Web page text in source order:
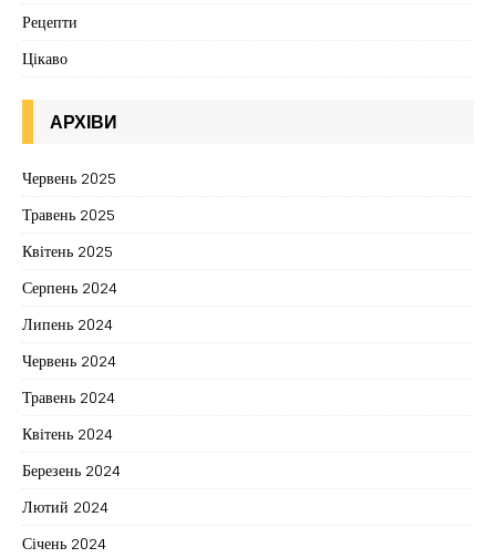
Рецепти
Цікаво
АРХІВИ
Червень 2025
Травень 2025
Квітень 2025
Серпень 2024
Липень 2024
Червень 2024
Травень 2024
Квітень 2024
Березень 2024
Лютий 2024
Січень 2024